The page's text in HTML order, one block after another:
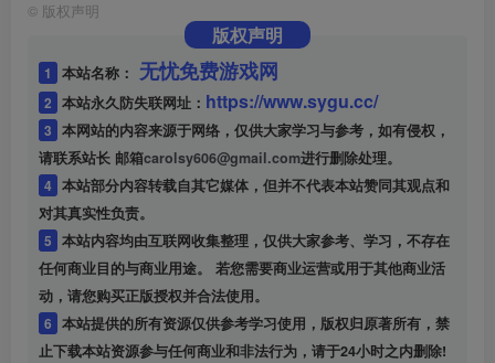
© 版权声明
版权声明
1 本站名称： 无忧免费游戏网
2 本站永久防失联网址： https://www.sygu.cc/
3 本网站的内容来源于网络，仅供大家学习与参考，如有侵权，
请联系站长 邮箱carolsy606@gmail.com进行删除处理。
4 本站部分内容转载自其它媒体，但并不代表本站赞同其观点和
对其真实性负责。
5
任何商业目的与商业用途。 若您需要商业运营或用于其他商业活
动，请您购买正版授权并合法使用。
6 本站提供的所有资源仅供参考学习使用，版权归原著所有，禁
止下载本站资源参与任何商业和非法行为，请于24小时之内删除!